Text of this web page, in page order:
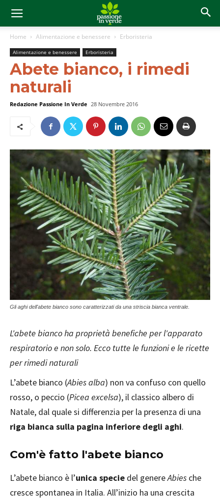
Home Alimentazione e benessere Erboristeria
Alimentazione e benessere Erboristeria
Abete bianco, i rimedi
naturali
Redazione Passione In Verde 28 Novembre 2016
Gli aghi dell'abete bianco sono caratterizzati da una striscia bianca ventrale.
L'abete bianco ha proprietà benefiche per l'apparato
respiratorio e non solo. Ecco tutte le funzioni e le ricette
per rimedi naturali
L’abete bianco (Abies alba) non va confuso con quello
rosso, o peccio (Picea excelsa), il classico albero di
Natale, dal quale si differenzia per la presenza di una
riga bianca sulla pagina inferiore degli aghi.
Com'è fatto l'abete bianco
L’abete bianco è l’unica specie del genereAbies che
cresce spontanea in Italia. All’inizio ha una crescita